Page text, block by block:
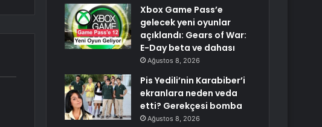
Xbox Game Pass’e
gelecek yeni oyunlar
açıklandı: Gears of War:
E-Day beta ve dahası
Ağustos 8, 2026
Pis Yedili’nin Karabiber’i
ekranlara neden veda
etti? Gerekçesi bomba
Ağustos 8, 2026